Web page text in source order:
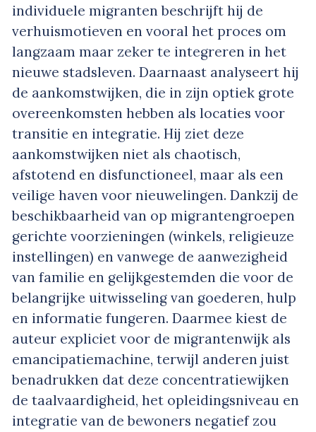
individuele migranten beschrijft hij de
verhuismotieven en vooral het proces om
langzaam maar zeker te integreren in het
nieuwe stadsleven. Daarnaast analyseert hij
de aankomstwijken, die in zijn optiek grote
overeenkomsten hebben als locaties voor
transitie en integratie. Hij ziet deze
aankomstwijken niet als chaotisch,
afstotend en disfunctioneel, maar als een
veilige haven voor nieuwelingen. Dankzij de
beschikbaarheid van op migrantengroepen
gerichte voorzieningen (winkels, religieuze
instellingen) en vanwege de aanwezigheid
van familie en gelijkgestemden die voor de
belangrijke uitwisseling van goederen, hulp
en informatie fungeren. Daarmee kiest de
auteur expliciet voor de migrantenwijk als
emancipatiemachine, terwijl anderen juist
benadrukken dat deze concentratiewijken
de taalvaardigheid, het opleidingsniveau en
integratie van de bewoners negatief zou